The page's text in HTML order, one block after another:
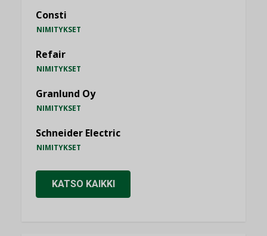
Consti
NIMITYKSET
Refair
NIMITYKSET
Granlund Oy
NIMITYKSET
Schneider Electric
NIMITYKSET
KATSO KAIKKI